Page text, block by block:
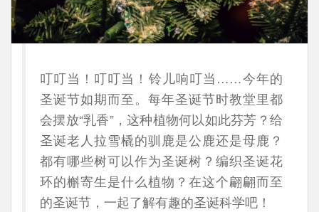
叮叮当！叮叮当！铃儿响叮当……今年的
圣诞节如期而至。每年圣诞节时教堂里都
会摆放“乳香”，这种植物何以如此芬芳？给
圣诞老人拉雪橇的驯鹿是公鹿还是母鹿？
都有哪些树可以作为圣诞树？编织圣诞花
环的槲寄生是什么植物？在这个翩翩而至
的圣诞节，一起了解有趣的圣诞科学吧！